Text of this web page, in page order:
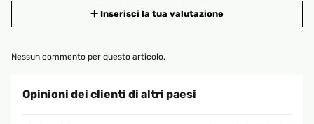
Inserisci la tua valutazione
Nessun commento per questo articolo.
Opinioni dei clienti di altri paesi